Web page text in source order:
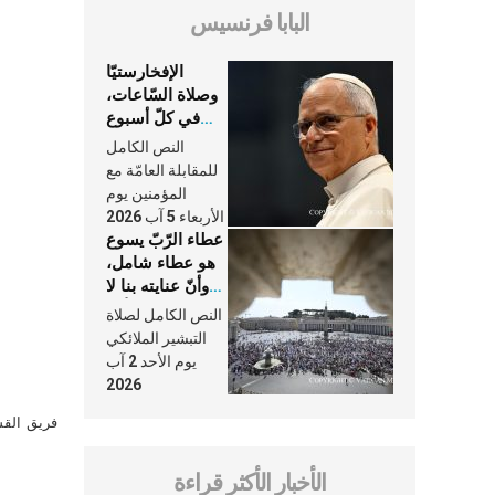
فريق
البابا فرنسيس
الإفخارستيّا
وصلاة السّاعات،
في كلّ أسبوع
وكلّ يوم، هما
النَّفَس في حياة
الكنيسة
النص الكامل
للمقابلة العامّة مع
المؤمنين يوم
الأربعاء 5 آب 2026
عطاء الرّبّ يسوع
هو عطاء شامل،
وأنّ عنايته بنا لا
تغيب عنّا أبدًا
النص الكامل لصلاة
التبشير الملائكي
يوم الأحد 2 آب
2026
الأخبار الأكثر قراءة